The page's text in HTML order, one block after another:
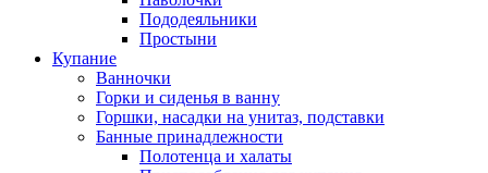
Пододеяльники
Простыни
Купание
Ванночки
Горки и сиденья в ванну
Горшки, насадки на унитаз, подставки
Банные принадлежности
Полотенца и халаты